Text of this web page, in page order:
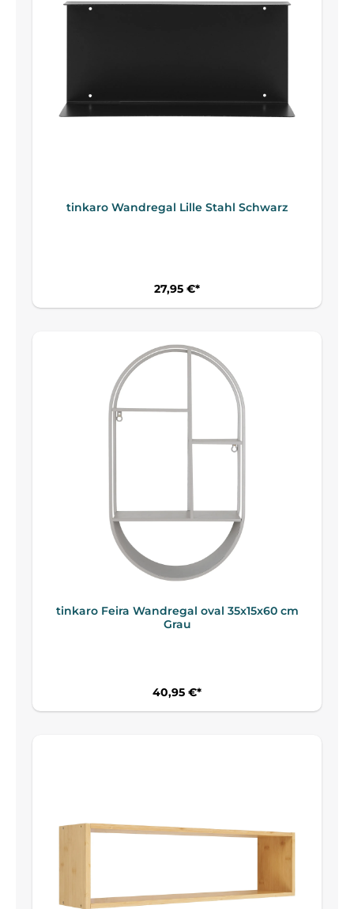
tinkaro Wandregal Lille Stahl Schwarz
27,95 €*
tinkaro Feira Wandregal oval 35x15x60 cm
Grau
40,95 €*